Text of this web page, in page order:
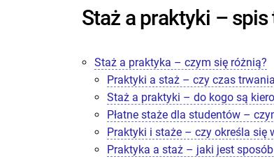
Staż a praktyki – spis
Staż a praktyka – czym się różnią?
Praktyki a staż – czy czas
Staż a praktyki – do kogo są
Płatne staże dla studentów –
Praktyki i staże – czy określa się
Praktyka a staż – jaki jest